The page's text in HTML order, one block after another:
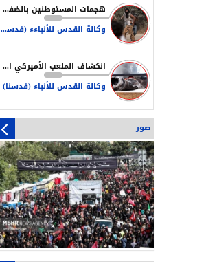
قاليباف: طاعة القيادة شرط أساسي لتحقيق
النصر في مواجهة العدو
قاليباف: علينا أن نكون مستعدين دائما للحرب
هجمات المستوطنين بالضفة سياسة ممنهجة لخلق بيئة تدفع نحو التهجير
وكالة القدس للأنباءء (قدسنا)
انكشاف الملعب الأميركي الأردني امام التهديف الإيراني
وكالة القدس للأنباء (قدسنا)
صور